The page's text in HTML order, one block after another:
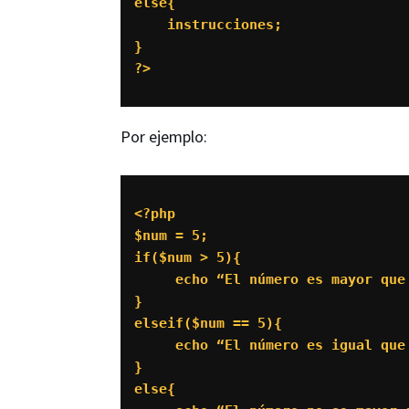
    instrucciones;
}
?>
Por ejemplo:
<?php
$num = 5;
if($num > 5){
echo “El número es mayor que
}
elseif($num == 5){
echo “El número es igual que
}
else{